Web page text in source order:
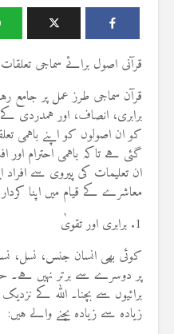
قرآنی اصول برائے سماجی تعلقات
قرآن سماجی طرز عمل پر جامع
برابری، انصاف، اور ہمدردی
کو ان اصولوں کو اپنے باہمی
گئی ہے تاکہ باہمی احترام اور
ان تعلیمات کی پیروی سے
معاشرے کے قیام میں اپنا
1. برابری اور تقویٰ
کوئی بھی انسان جنس، نسل،
پر دوسرے سے برتر نہیں ہے۔
برائیوں سے بچنا۔ اللہ کے
زیادہ سے زیادہ بچنے والے ہیں: